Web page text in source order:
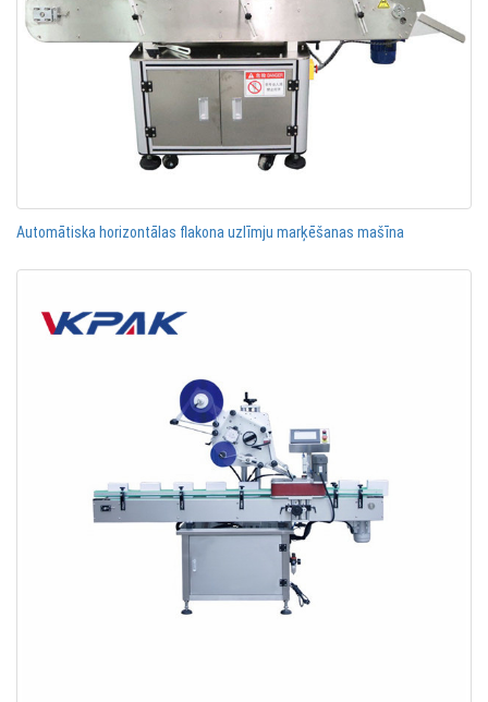
Automātiska horizontālas flakona uzlīmju marķēšanas mašīna